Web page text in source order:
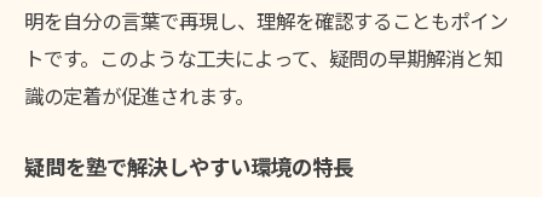
塾の質問経験が自主性を育てる方法
塾での質問が目標達成に役立つ仕組み
塾を利用して成績アップを実現する
明を自分の言葉で再現し、理解を確認することもポイン
トです。このような工夫によって、疑問の早期解消と知
識の定着が促進されます。
疑問を塾で解決しやすい環境の特長